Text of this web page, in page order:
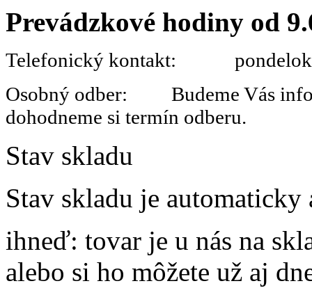
Prevádzkové hodiny od
Telefonický kontakt:
Osobný odber: Budeme Vás
dohodneme si termín odberu.
Stav skladu
Stav skladu je
ihneď: tovar je u nás na
alebo si ho môžete už aj